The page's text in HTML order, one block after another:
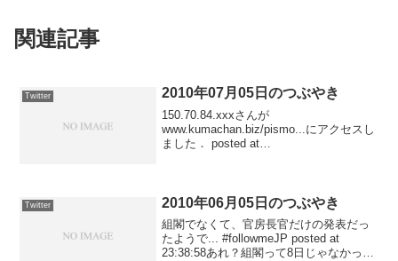
関連記事
Twitter 2010年07月05日のつぶやき
150.70.84.xxxさんが
www.kumachan.biz/pismo...にアクセスし
ました． posted at
Twitter 2010年06月05日のつぶやき
組閣でなくて、官房長官だけの発表だっ
たようで... #followmeJP posted at
23:38:58あれ？組閣って8日じゃなかった